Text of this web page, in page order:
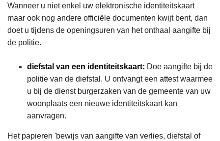
Wanneer u niet enkel uw elektronische identiteitskaart
maar ook nog andere officiële documenten kwijt bent, dan
doet u tijdens de openingsuren van het onthaal aangifte bij
de politie.
diefstal van een identiteitskaart: Doe aangifte bij de
politie van de diefstal. U ontvangt een attest waarmee
u bij de dienst burgerzaken van de gemeente van uw
woonplaats een nieuwe identiteitskaart kan
aanvragen.
Het papieren 'bewijs van aangifte van verlies, diefstal of